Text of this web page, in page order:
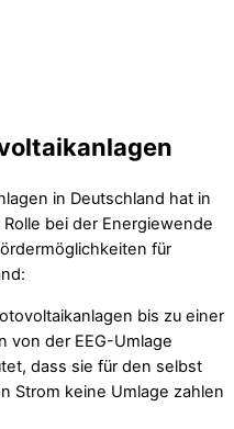
in Deutschland hat in
bei der Energiewende
für
bis zu einer
von der EEG-Umlage
dass sie für den selbst
Strom keine Umlage zahlen